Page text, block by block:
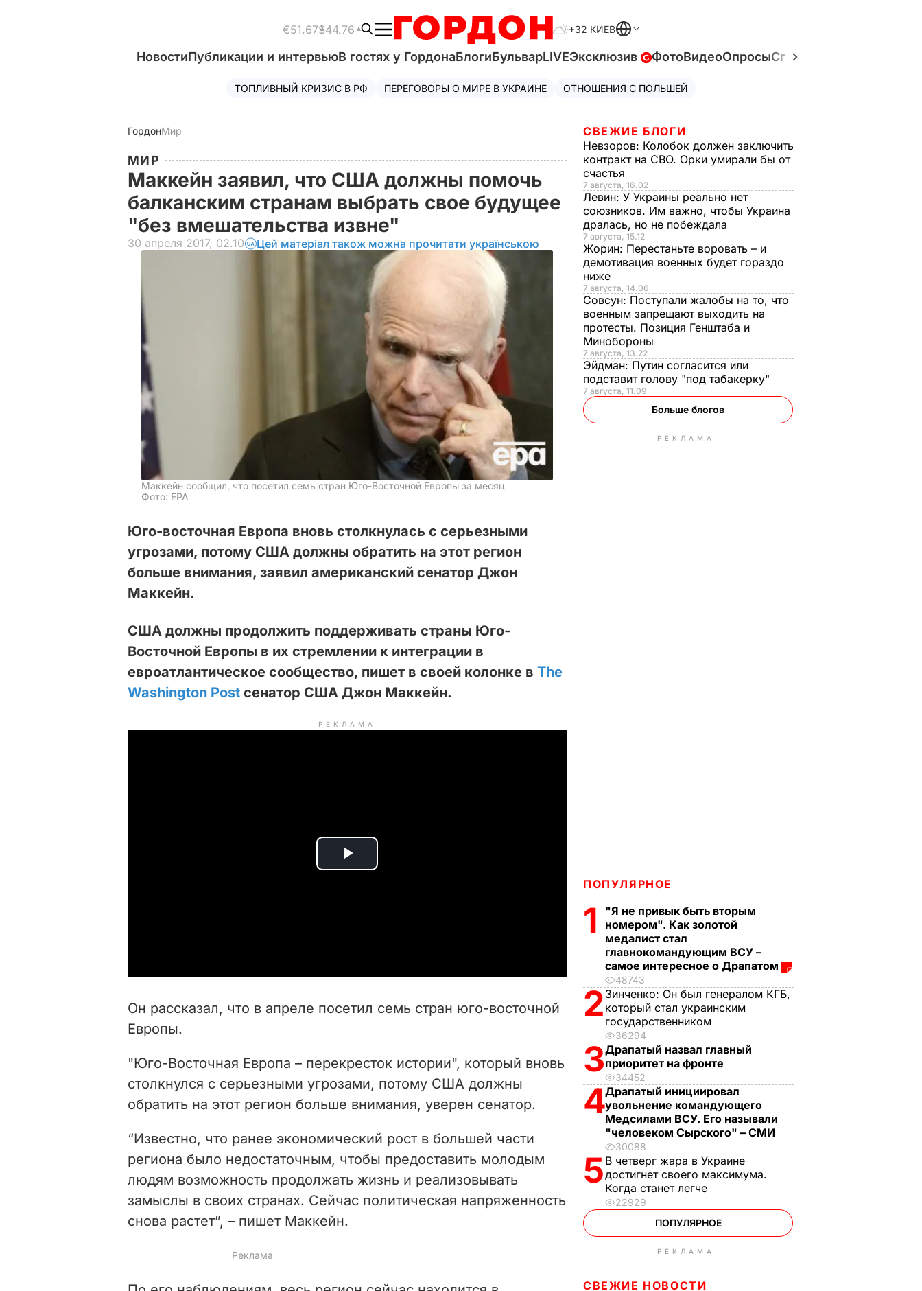
€51.67$44.76 +32 КИЕВ
НовостиПубликации и интервьюВ гостях у ГордонаБлогиБульварLIVEЭксклюзив ФотоВидеоОпросыСпецпроекты
ТОПЛИВНЫЙ КРИЗИС В РФ ПЕРЕГОВОРЫ О МИРЕ В УКРАИНЕ ОТНОШЕНИЯ С ПОЛЬШЕЙ
ГордонМир
МИР
Маккейн заявил, что США должны помочь
балканским странам выбрать свое будущее
"без вмешательства извне"
30 апреля 2017, 02.10 Цей матеріал також можна прочитати українською
Маккейн сообщил, что посетил семь стран Юго-Восточной Европы за месяц
Фото: ЕРА
Юго-восточная Европа вновь столкнулась с серьезными
угрозами, потому США должны обратить на этот регион
больше внимания, заявил американский сенатор Джон
Маккейн.
США должны продолжить поддерживать страны Юго-
Восточной Европы в их стремлении к интеграции в
евроатлантическое сообщество, пишет в своей колонке в The
Washington Post сенатор США Джон Маккейн.
РЕКЛАМА
P
d
e
o
Он рассказал, что в апреле посетил семь стран юго-восточной
Европы.
"Юго-Восточная Европа – перекресток истории", который вновь
столкнулся с серьезными угрозами, потому США должны
обратить на этот регион больше внимания, уверен сенатор.
“Известно, что ранее экономический рост в большей части
региона было недостаточным, чтобы предоставить молодым
людям возможность продолжать жизнь и реализовывать
замыслы в своих странах. Сейчас политическая напряженность
снова растет”, – пишет Маккейн.
СВЕЖИЕ БЛОГИ
Невзоров: Колобок должен заключить
контракт на СВО. Орки умирали бы от
счастья
7 августа, 16.02
Левин: У Украины реально нет
союзников. Им важно, чтобы Украина
дралась, но не побеждала
7 августа, 15.12
Жорин: Перестаньте воровать – и
демотивация военных будет гораздо
ниже
7 августа, 14.06
Совсун: Поступали жалобы на то, что
военным запрещают выходить на
протесты. Позиция Генштаба и
Минобороны
7 августа, 13.22
Эйдман: Путин согласится или
подставит голову "под табакерку"
7 августа, 11.09
Больше блогов
РЕКЛАМА
ПОПУЛЯРНОЕ
1
"Я не привык быть вторым
номером". Как золотой
медалист стал
главнокомандующим ВСУ –
самое интересное о Драпатом
48743
2 Зинченко: Он был генералом КГБ,
который стал украинским
государственником
36294
3Драпатый назвал главный
приоритет на фронте
34452
4Драпатый инициировал
увольнение командующего
Медсилами ВСУ. Его называли
"человеком Сырского" – СМИ
30088
5 В четверг жара в Украине
достигнет своего максимума.
Когда станет легче
22929
ПОПУЛЯРНОЕ
РЕКЛАМА
СВЕЖИЕ НОВОСТИ